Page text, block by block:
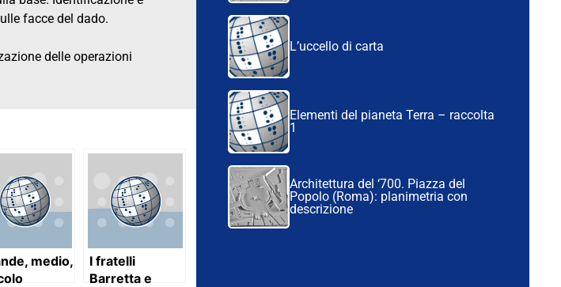
facce del dado.
delle operazioni
medio,
I fratelli
Barretta e
L’uccello di carta
Elementi del pianeta Terra – raccolta
1
Architettura del ‘700. Piazza del
Popolo (Roma): planimetria con
descrizione